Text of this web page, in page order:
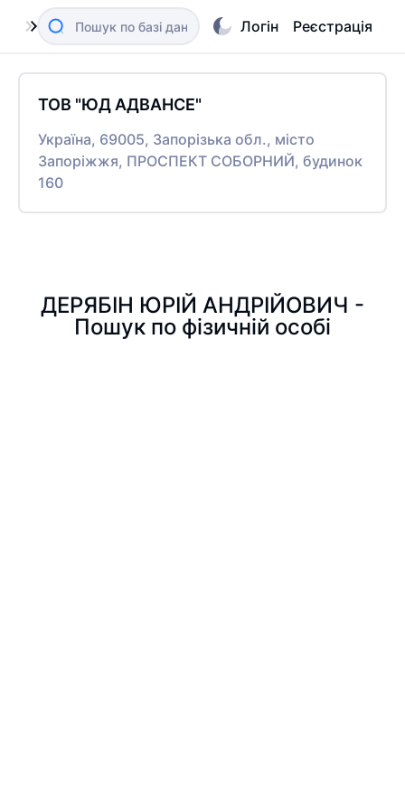
Логін Реєстрація
ТОВ "ЮД АДВАНСЕ"
Україна, 69005, Запорізька обл., місто
Запоріжжя, ПРОСПЕКТ СОБОРНИЙ, будинок
160
ДЕРЯБІН ЮРІЙ АНДРІЙОВИЧ -
Пошук по фізичній особі